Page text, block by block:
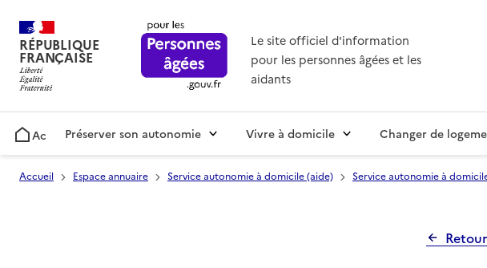
RÉPUBLIQUE
FRANÇAISE
Le site officiel d'information
pour les personnes âgées et les
aidants
AccueilPréserver son autonomie Vivre à domicile Changer de
Accueil Espace annuaire Service autonomie à domicile (aide) Service autonomie à